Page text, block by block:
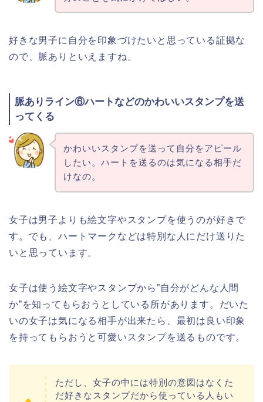
好きな男子に自分を印象づけたいと思っている証拠な
ので、脈ありといえますね。
脈ありライン⑥ハートなどのかわいいスタンプを送
ってくる
かわいいスタンプを送って自分をアピール
したい。ハートを送るのは気になる相手だ
けなの。
女子は男子よりも絵文字やスタンプを使うのが好きで
す。でも、ハートマークなどは特別な人にだけ送りた
いと思っています。
女子は使う絵文字やスタンプから”自分がどんな人間
か”を知ってもらおうとしている所があります。だいた
いの女子は気になる相手が出来たら、最初は良い印象
を持ってもらおうと可愛いスタンプを送るものです。
ただし、女子の中には特別の意図はなくた
だ好きなスタンプだから使っている人もい